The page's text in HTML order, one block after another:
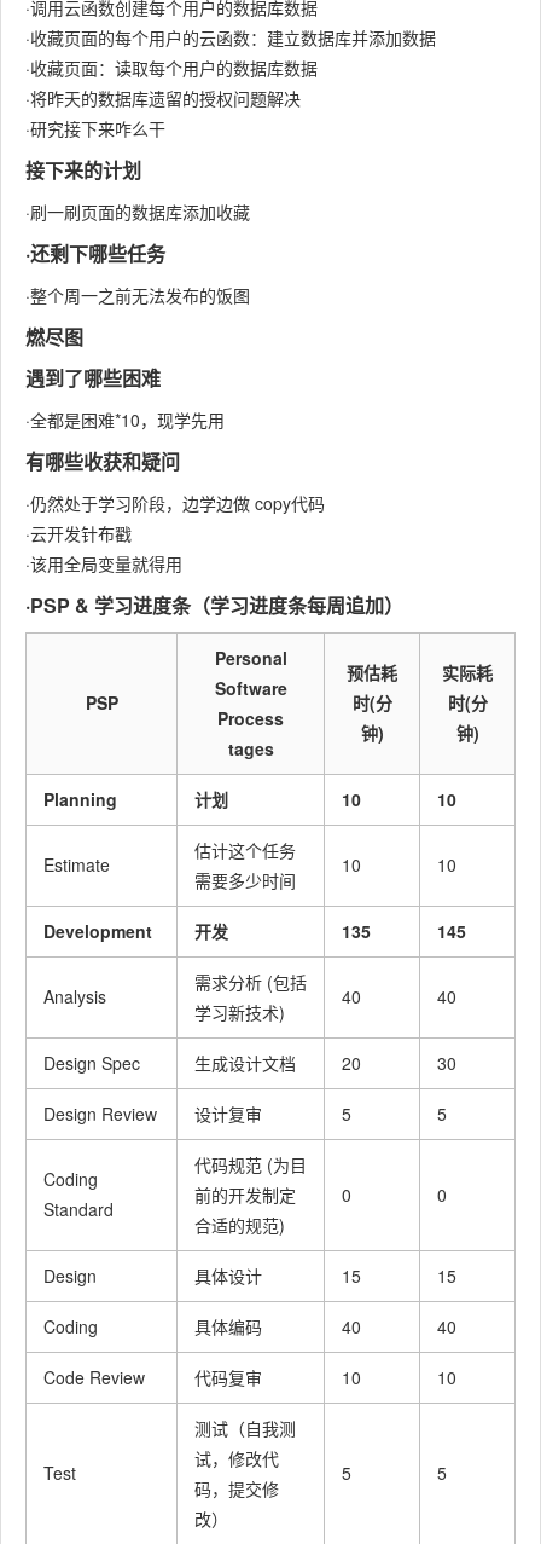
·调用云函数创建每个用户的数据库数据
·收藏页面的每个用户的云函数：建立数据库并添加数据
·收藏页面：读取每个用户的数据库数据
·将昨天的数据库遗留的授权问题解决
·研究接下来咋么干
接下来的计划
·刷一刷页面的数据库添加收藏
·还剩下哪些任务
·整个周一之前无法发布的饭图
燃尽图
遇到了哪些困难
·全都是困难*10，现学先用
有哪些收获和疑问
·仍然处于学习阶段，边学边做 copy代码
·云开发针布戳
·该用全局变量就得用
·PSP & 学习进度条（学习进度条每周追加）
PSP
Personal
Software
Process
tages
预估耗
时(分
钟)
实际耗
时(分
钟)
Planning 计划 10 10
Estimate
估计这个任务
需要多少时间
10 10
Development 开发 135 145
Analysis
需求分析 (包括
学习新技术)
40 40
Design Spec 生成设计文档 20 30
Design Review 设计复审 5 5
Coding
Standard
代码规范 (为目
前的开发制定
合适的规范)
0 0
Design 具体设计 15 15
Coding 具体编码 40 40
Code Review 代码复审 10 10
Test
测试（自我测
试，修改代
码，提交修
改）
5 5